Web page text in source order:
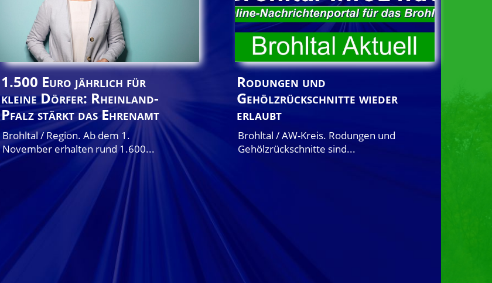
1.500 Euro jährlich für
kleine Dörfer: Rheinland-
Pfalz stärkt das Ehrenamt
Brohltal / Region. Ab dem 1.
November erhalten rund 1.600...
Rodungen und
Gehölzrückschnitte wieder
erlaubt
Brohltal / AW-Kreis. Rodungen und
Gehölzrückschnitte sind...